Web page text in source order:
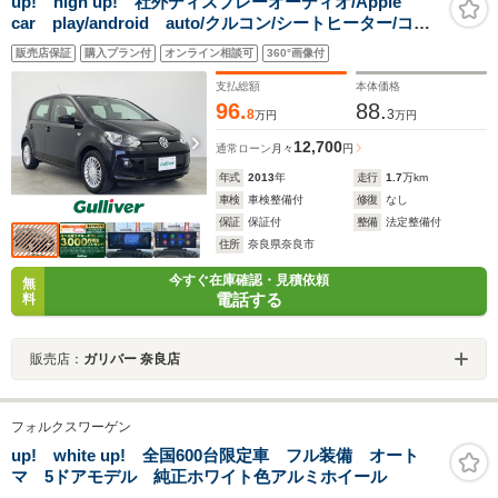
car play/android auto/クルコン/シートヒーター/コー
ナーセンサー/ETC/衝突軽減ブレーキ/純正フロアマット/
純正アルミホイル/スペアキー
販売店保証 購入プラン付 オンライン相談可 360°画像付
支払総額
96.8万円
本体価格
88.3万円
通常ローン 月々 12,700円
年式 2013年 走行 1.7万km
車検
車検整備付 修復
なし
保証
保証付 整備
法定整備付
住所
奈良県奈良市
無
料
今すぐ在庫確認・見積依頼
電話する
販売店： ガリバー 奈良店
フォルクスワーゲン
up! white up! 全国600台限定車 フル装備 オート
マ 5ドアモデル 純正ホワイト色アルミホイール